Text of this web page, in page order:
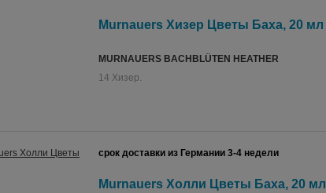
Murnauers Хизер Цветы Баха, 20 мл
MURNAUERS BACHBLÜTEN HEATHER
14 Хизер.
срок доставки из Германии 3-4 недели
Murnauers Холли Цветы Баха, 20 мл